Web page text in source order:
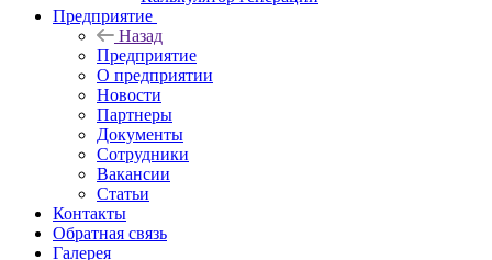
Предприятие
Назад
Предприятие
О предприятии
Новости
Партнеры
Документы
Сотрудники
Вакансии
Статьи
Контакты
Обратная связь
Галерея